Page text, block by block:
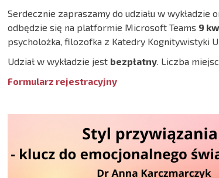
Serdecznie zapraszamy do udziału w wykładzie
odbędzie się na platformie Microsoft Teams 9
psycholożka, filozofka z Katedry Kognitywistyki
Udział w wykładzie jest bezpłatny. Liczba
Formularz rejestracyjny